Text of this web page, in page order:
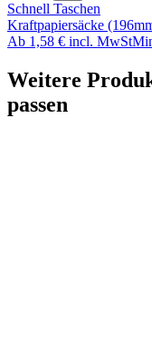
Schnell Taschen
Kraftpapiersäcke
Ab 1,58 € incl. MwSt
Weitere
passen